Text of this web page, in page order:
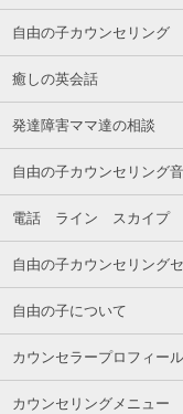
自由の子カウンセリン
癒しの英会話
発達障害ママ達の相談
自由の子カウンセリング
電話 ライン スカイプ
自由の子カウンセリング
自由の子について
カウンセラープロフィール
カウンセリングメニュー